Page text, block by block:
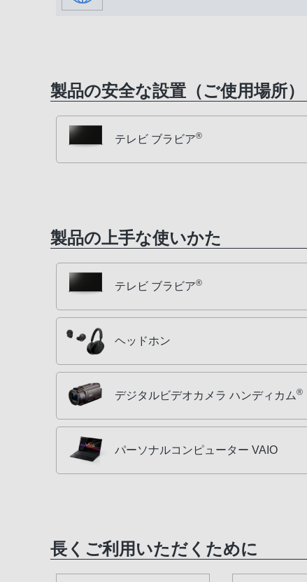
製品の安全な設置（ご使用場所）
テレビ ブラビア®
製品の上手な使いかた
テレビ ブラビア®
ヘッドホン
デジタルビデオカメラ ハンディカム®
パーソナルコンピューター VAIO
長くご利用いただくために